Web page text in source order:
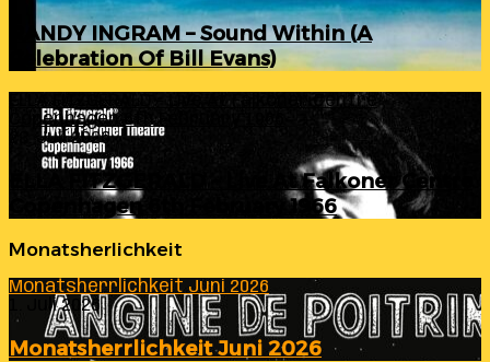
RANDY INGRAM – Sound Within (A
Celebration Of Bill Evans)
ELLA FITZGERALD – Live At Falkoner Centre
Copenhagen 6th February 1966
23. Juli 2026
ELLA FITZGERALD – Live At Falkoner Centre
Copenhagen 6th February 1966
Monatsherlichkeit
Monatsherrlichkeit Juni 2026
1. Juli 2026
Monatsherrlichkeit Juni 2026